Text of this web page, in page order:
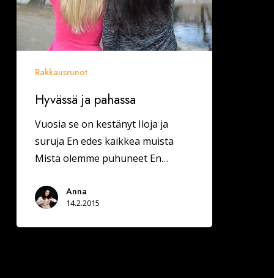
Rakkausrunot
Hyvässä ja pahassa
Vuosia se on kestänyt Iloja ja
suruja En edes kaikkea muista
Mistä olemme puhuneet En…
Anna
14.2.2015